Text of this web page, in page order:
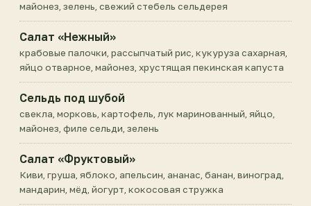
майонез, зелень, свежий стебель сельдерея
Салат «Нежный»
крабовые палочки, рассыпчатый рис, кукуруза сахарная,
яйцо отварное, майонез, хрустящая пекинская капуста
Сельдь под шубой
свекла, морковь, картофель, лук маринованный, яйцо,
майонез, филе сельди, зелень
Салат «Фруктовый»
Киви, груша, яблоко, апельсин, ананас, банан, виноград,
мандарин, мёд, йогурт, кокосовая стружка